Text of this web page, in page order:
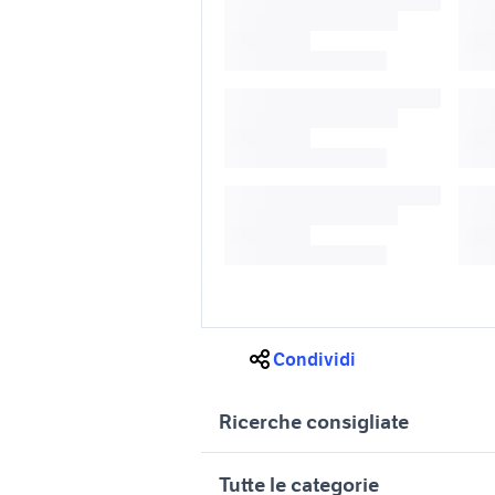
Condividi
Ricerche consigliate
passaggio
Tutte le categorie